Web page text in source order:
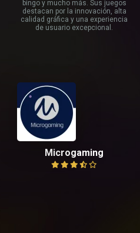
bingo y mucho más. Sus juegos
destacan por la innovación, alta
calidad gráfica y una experiencia
de usuario excepcional.
Microgaming